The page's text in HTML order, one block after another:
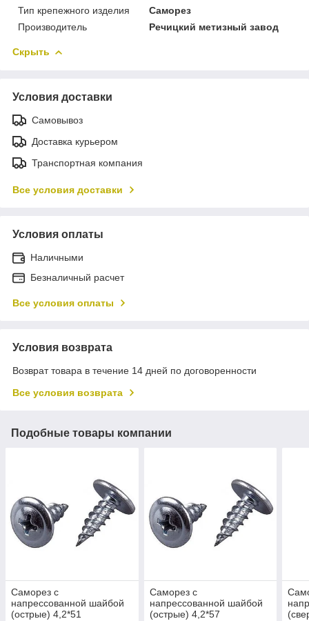
Тип крепежного изделия
Саморез
Производитель
Речицкий метизный завод
Скрыть
Условия доставки
Самовывоз
Доставка курьером
Транспортная компания
Все условия доставки
Условия оплаты
Наличными
Безналичный расчет
Все условия оплаты
Условия возврата
Возврат товара в течение 14 дней по договоренности
Все условия возврата
Подобные товары компании
Саморез с
напрессованной шайбой
(острые) 4,2*51
Саморез с
напрессованной шайбой
(острые) 4,2*57